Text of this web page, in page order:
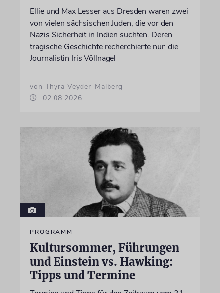
Ellie und Max Lesser aus Dresden waren zwei
von vielen sächsischen Juden, die vor den
Nazis Sicherheit in Indien suchten. Deren
tragische Geschichte recherchierte nun die
Journalistin Iris Völlnagel
von Thyra Veyder-Malberg
02.08.2026
PROGRAMM
Kultursommer, Führungen
und Einstein vs. Hawking:
Tipps und Termine